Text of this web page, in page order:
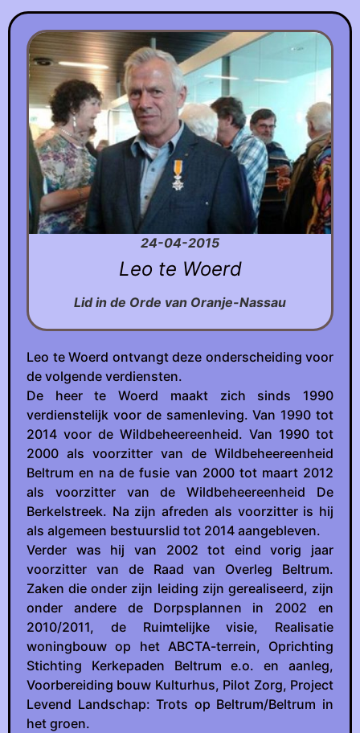
24-04-2015
Leo te Woerd
Lid in de Orde van Oranje-Nassau
Leo te Woerd ontvangt deze onderscheiding voor
de volgende verdiensten.
De heer te Woerd maakt zich sinds 1990
verdienstelijk voor de samenleving. Van 1990 tot
2014 voor de Wildbeheereenheid. Van 1990 tot
2000 als voorzitter van de Wildbeheereenheid
Beltrum en na de fusie van 2000 tot maart 2012
als voorzitter van de Wildbeheereenheid De
Berkelstreek. Na zijn afreden als voorzitter is hij
als algemeen bestuurslid tot 2014 aangebleven.
Verder was hij van 2002 tot eind vorig jaar
voorzitter van de Raad van Overleg Beltrum.
Zaken die onder zijn leiding zijn gerealiseerd, zijn
onder andere de Dorpsplannen in 2002 en
2010/2011, de Ruimtelijke visie, Realisatie
woningbouw op het ABCTA-terrein, Oprichting
Stichting Kerkepaden Beltrum e.o. en aanleg,
Voorbereiding bouw Kulturhus, Pilot Zorg, Project
Levend Landschap: Trots op Beltrum/Beltrum in
het groen.